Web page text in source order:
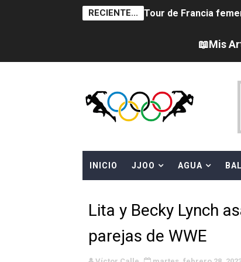
RECIENTE... Tour de Francia
Women's Pro
Campeonato de
Campeonato de
WWE NXT - Myles
Mundial de MotoGP
📖Mis
INICIO JJOO AGUA
Lita y Becky Lynch
parejas de WWE